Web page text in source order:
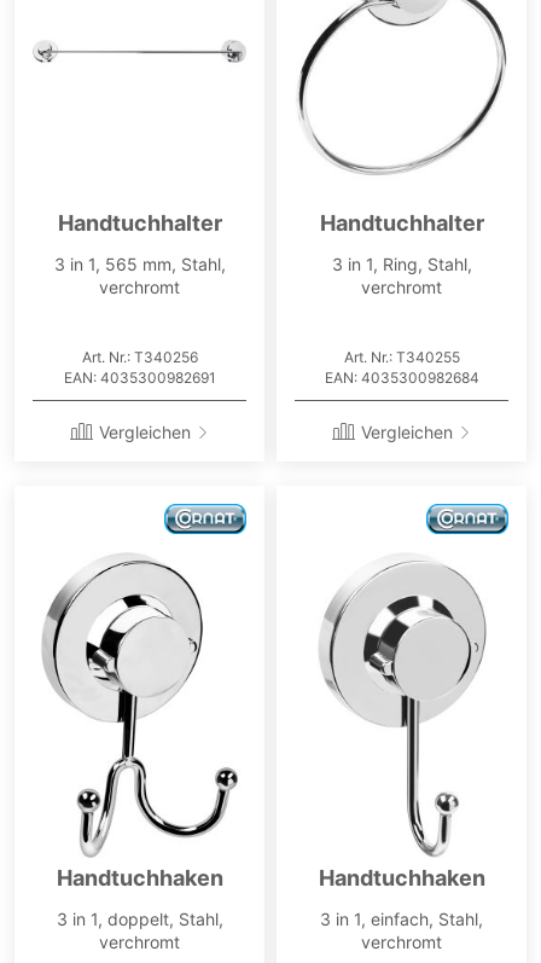
Handtuchhalter
3 in 1, 565 mm, Stahl,
verchromt
Art. Nr.: T340256
EAN: 4035300982691
Vergleichen
Handtuchhalter
3 in 1, Ring, Stahl,
verchromt
Art. Nr.: T340255
EAN: 4035300982684
Vergleichen
Handtuchhaken
3 in 1, doppelt, Stahl,
verchromt
Handtuchhaken
3 in 1, einfach, Stahl,
verchromt